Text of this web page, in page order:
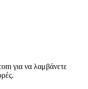
για να λαμβάνετε